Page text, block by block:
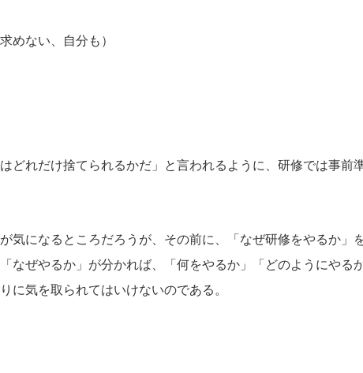
めない、自分も）
どれだけ捨てられるかだ」と言われるように、研修では事前
気になるところだろうが、その前に、「なぜ研修をやるか」
なぜやるか」が分かれば、「何をやるか」「どのようにやる
に気を取られてはいけないのである。